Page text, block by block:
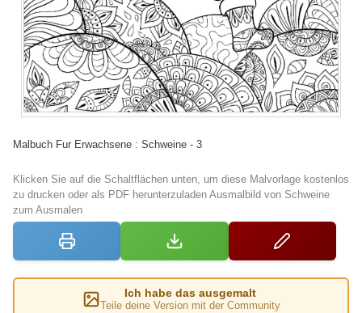
Malbuch Fur Erwachsene : Schweine - 3
Klicken Sie auf die Schaltflächen unten, um diese Malvorlage kostenlos
zu drucken oder als PDF herunterzuladen Ausmalbild von Schweine
zum Ausmalen
Ich habe das ausgemalt
Teile deine Version mit der Community